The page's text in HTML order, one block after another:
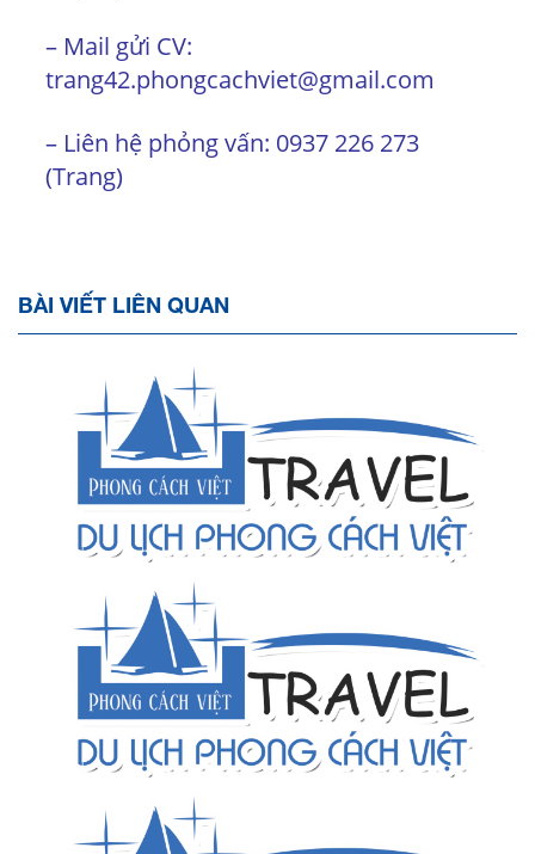
– Mail gửi CV:
trang42.phongcachviet@gmail.com
– Liên hệ phỏng vấn: 0937 226 273
(Trang)
BÀI VIẾT LIÊN QUAN
Nhân viên kinh doanh vé vui chơi
Nhân viên hành chính - nhân sự